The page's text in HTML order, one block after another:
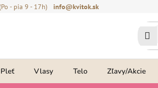
- pia 9 - 17h) info@kvitok.sk
Pleť Vlasy Telo Zľavy/Akcie